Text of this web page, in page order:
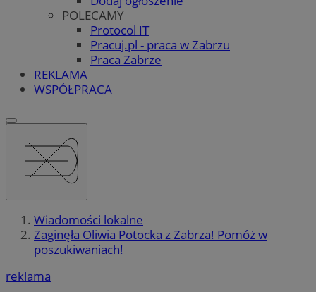
POLECAMY
Protocol IT
Pracuj.pl - praca w Zabrzu
Praca Zabrze
REKLAMA
WSPÓŁPRACA
Wiadomości lokalne
Zaginęła Oliwia Potocka z Zabrza! Pomóż w
poszukiwaniach!
reklama